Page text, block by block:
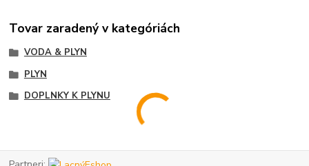
Tovar zaradený v kategóriách
VODA & PLYN
PLYN
DOPLNKY K PLYNU